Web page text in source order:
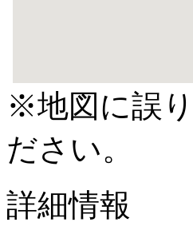
※地図に誤
ださい。
詳細情報